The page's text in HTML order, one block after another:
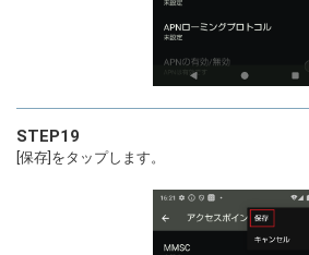
STEP19
[保存]をタップします。